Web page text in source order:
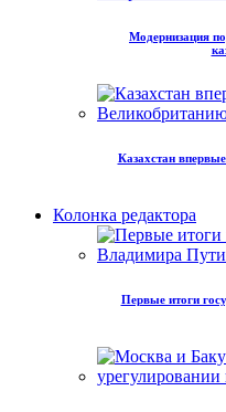
Модернизация
Казахстан
Колонка редактора
Первые итоги